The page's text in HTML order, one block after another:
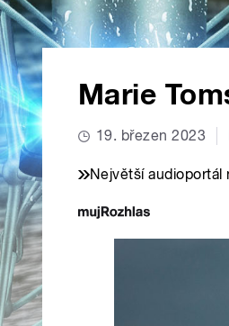
Marie
19. březen 2023
Největší